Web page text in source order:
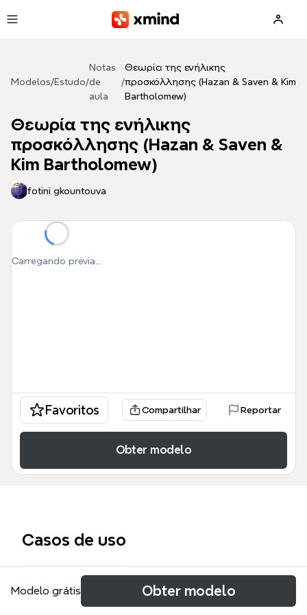
Modelos/Estudo/
Notas
de
aula
/
Θεωρία της ενήλικης
προσκόλλησης (Hazan & Saven & Kim
Bartholomew)
Θεωρία της ενήλικης
προσκόλλησης (Hazan & Saven &
Kim Bartholomew)
fotini gkountouva
Carregando prévia...
Favoritos Compartilhar Reportar
Obter modelo
Casos de uso
Notas de aula
Modelo grátis Obter modelo